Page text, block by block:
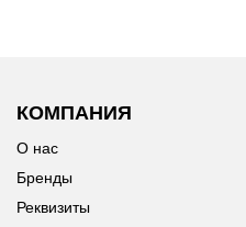
КОМПАНИЯ
О нас
Бренды
Реквизиты